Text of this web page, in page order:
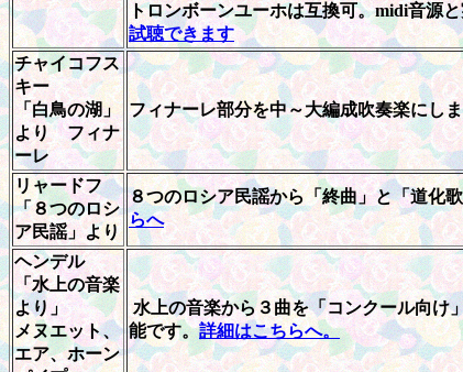
トロンボーンユーホは互換可。midi音源
試聴できます
チャイコフス
キー
「白鳥の湖」
より フィナ
ーレ
フィナーレ部分を中～大編成吹奏楽にし
リャードフ
「８つのロシ
ア民謡」より
８つのロシア民謡から「終曲」と「道化
らへ
ヘンデル
「水上の音楽
より」
メヌエット、
エア、ホーン
水上の音楽から３曲を「コンクール向け
能です。詳細はこちらへ。